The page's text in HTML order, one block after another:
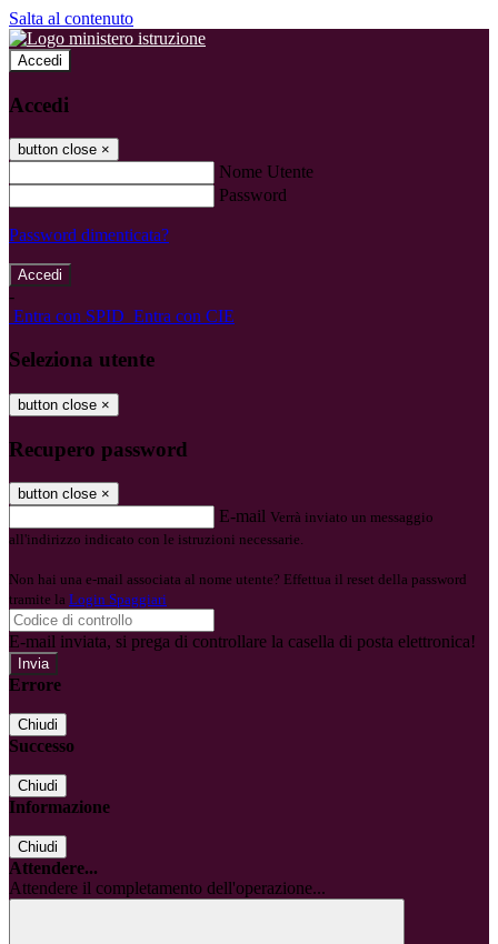
Salta al contenuto
Accedi
Accedi
button close ×
Nome Utente
Password
Password dimenticata?
-
Entra con SPID Entra con CIE
Seleziona utente
button close ×
Recupero password
button close ×
E-mail Verrà inviato un messaggio
all'indirizzo indicato con le istruzioni necessarie.
Non hai una e-mail associata al nome utente? Effettua il reset della password
tramite la Login Spaggiari
E-mail inviata, si prega di controllare la casella di posta elettronica!
Errore
Chiudi
Successo
Chiudi
Informazione
Chiudi
Attendere...
Attendere il completamento dell'operazione...